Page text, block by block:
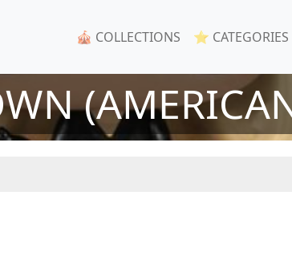
🎪 COLLECTIONS ⭐ CATEGORIES